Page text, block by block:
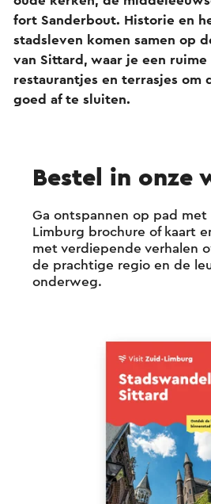
fort Sanderbout. Historie en
stadsleven komen samen op
van Sittard, waar je een ruime
restaurantjes en terrasjes om
goed af te sluiten.
Bestel in onze
Ga ontspannen op pad met
Limburg brochure of kaart
met verdiepende verhalen
de prachtige regio en de
onderweg.